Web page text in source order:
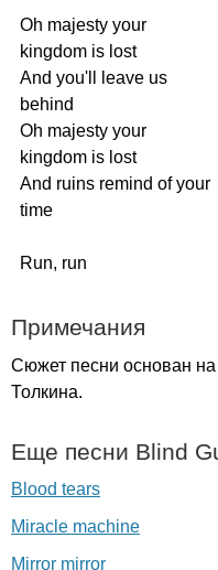
Oh majesty your
kingdom is lost
And you'll leave us
behind
Oh majesty your
kingdom is lost
And ruins remind of your
time
Run, run
Примечания
Сюжет песни основан
Толкина.
Еще песни Blind
Blood tears
Miracle machine
Mirror mirror